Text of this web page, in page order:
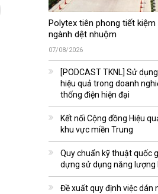
Polytex tiên phong tiết
ngành dệt nhuộm
07/08/2026
[PODCAST TKNL] Sử
hiệu quả trong doanh
thống điện hiện đại
Kết nối Cộng đồng Hiệu
khu vực miền Trung
Quy chuẩn kỹ thuật quốc
dựng sử dụng năng lượng
Đề xuất quy định việc dán